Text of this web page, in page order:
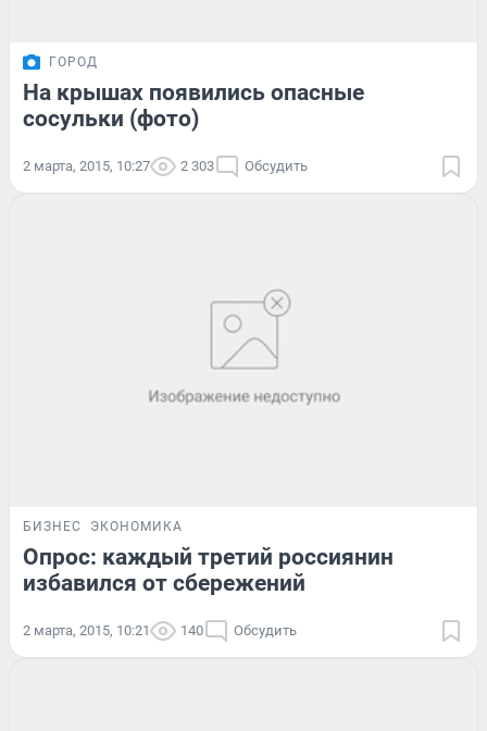
ГОРОД
На крышах появились опасные
сосульки (фото)
2 марта, 2015, 10:27 2 303 Обсудить
БИЗНЕС ЭКОНОМИКА
Опрос: каждый третий россиянин
избавился от сбережений
2 марта, 2015, 10:21 140 Обсудить